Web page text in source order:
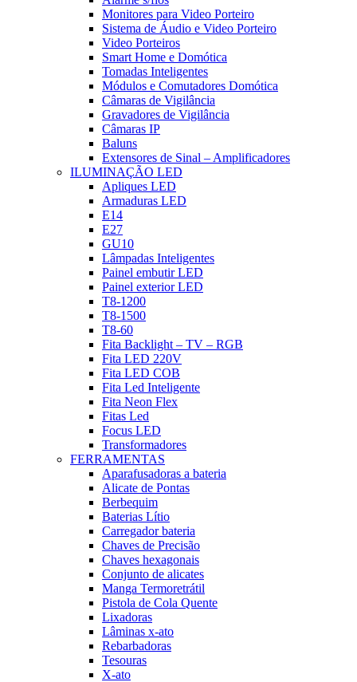
Monitores para Video Porteiro
Sistema de Áudio e Video Porteiro
Video Porteiros
Smart Home e Domótica
Tomadas Inteligentes
Módulos e Comutadores Domótica
Câmaras de Vigilância
Gravadores de Vigilância
Câmaras IP
Baluns
Extensores de Sinal – Amplificadores
ILUMINAÇÃO LED
Apliques LED
Armaduras LED
E14
E27
GU10
Lâmpadas Inteligentes
Painel embutir LED
Painel exterior LED
T8-1200
T8-1500
T8-60
Fita Backlight – TV – RGB
Fita LED 220V
Fita LED COB
Fita Led Inteligente
Fita Neon Flex
Fitas Led
Focus LED
Transformadores
FERRAMENTAS
Aparafusadoras a bateria
Alicate de Pontas
Berbequim
Baterias Lítio
Carregador bateria
Chaves de Precisão
Chaves hexagonais
Conjunto de alicates
Manga Termoretrátil
Pistola de Cola Quente
Lixadoras
Lâminas x-ato
Rebarbadoras
Tesouras
X-ato